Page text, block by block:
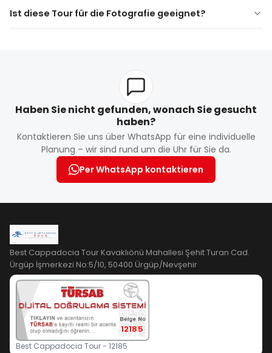
Ist diese Tour für die Fotografie geeignet?
Haben Sie nicht gefunden, wonach Sie gesucht
haben?
Kontaktieren Sie uns über WhatsApp für eine individuelle
Planung – wir sind rund um die Uhr für Sie da.
Per WhatsApp kontaktieren
Best Cappadocia Tour Kavaklıönü Mahallesi Şehit Turan Cad.
Ürgüp İşmerkezi No:5/10, 50400 Ürgüp/Nevşehir
12185
Best Cappadocia Tour - 12185